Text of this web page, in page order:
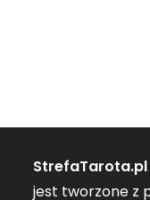
StrefaTarota.pl
jest tworzone z